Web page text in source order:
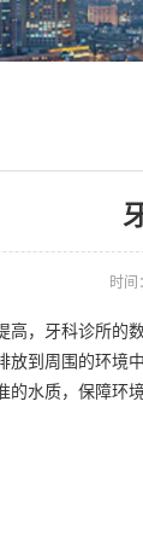
时
，牙科诊所的
到周围的环境
水质，保障环境